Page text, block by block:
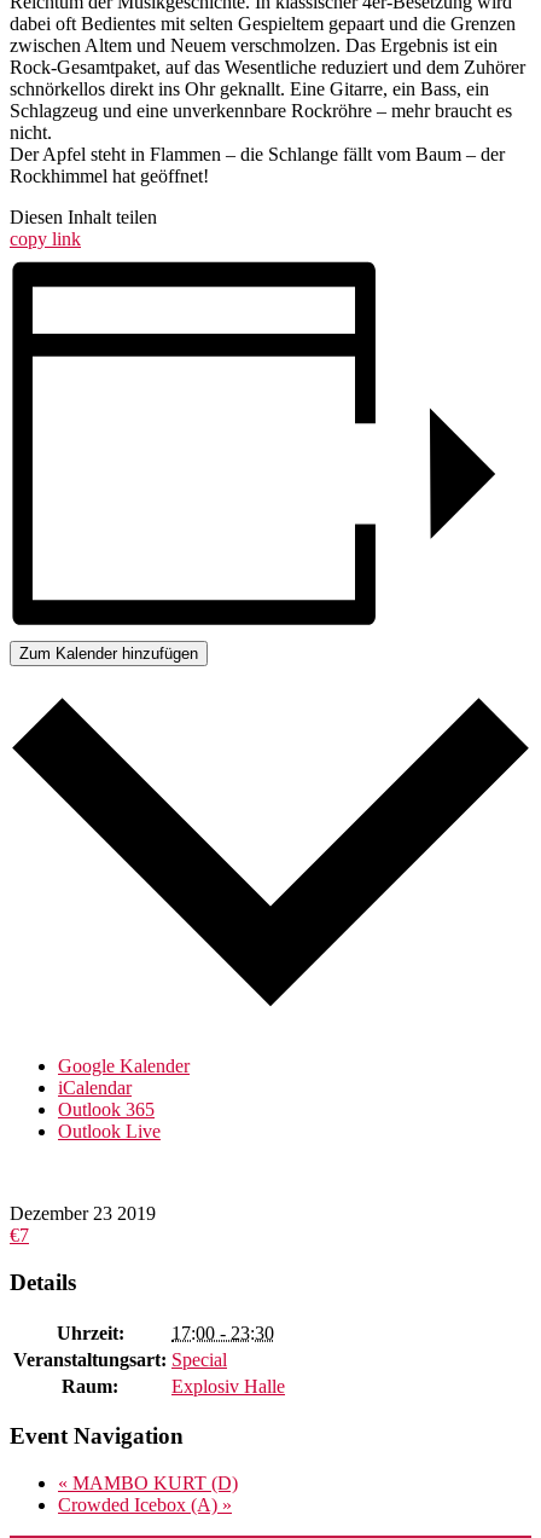
dabei oft Bedientes mit selten Gespieltem gepaart und die Grenzen
zwischen Altem und Neuem verschmolzen. Das Ergebnis ist ein
Rock-Gesamtpaket, auf das Wesentliche reduziert und dem Zuhörer
schnörkellos direkt ins Ohr geknallt. Eine Gitarre, ein Bass, ein
Schlagzeug und eine unverkennbare Rockröhre – mehr braucht es
nicht.
Der Apfel steht in Flammen – die Schlange fällt vom Baum – der
Rockhimmel hat geöffnet!
Diesen Inhalt teilen
copy link
Zum Kalender hinzufügen
Google Kalender
iCalendar
Outlook 365
Outlook Live
Dezember 23 2019
€7
Details
Uhrzeit:
17:00 - 23:30
Veranstaltungsart: Special
Raum:
Explosiv Halle
Event Navigation
« MAMBO KURT (D)
Crowded Icebox (A) »